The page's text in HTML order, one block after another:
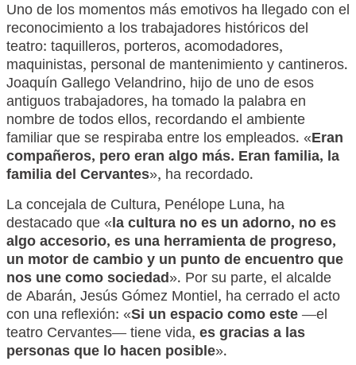
Uno de los momentos más emotivos ha llegado con el
reconocimiento a los trabajadores históricos del
teatro: taquilleros, porteros, acomodadores,
maquinistas, personal de mantenimiento y cantineros.
Joaquín Gallego Velandrino, hijo de uno de esos
antiguos trabajadores, ha tomado la palabra en
nombre de todos ellos, recordando el ambiente
familiar que se respiraba entre los empleados. «Eran
compañeros, pero eran algo más. Eran familia, la
familia del Cervantes», ha recordado.
La concejala de Cultura, Penélope Luna, ha
destacado que «la cultura no es un adorno, no es
algo accesorio, es una herramienta de progreso,
un motor de cambio y un punto de encuentro que
nos une como sociedad». Por su parte, el alcalde
de Abarán, Jesús Gómez Montiel, ha cerrado el acto
con una reflexión: «Si un espacio como este—el
teatro Cervantes— tiene vida, es gracias a las
personas que lo hacen posible».